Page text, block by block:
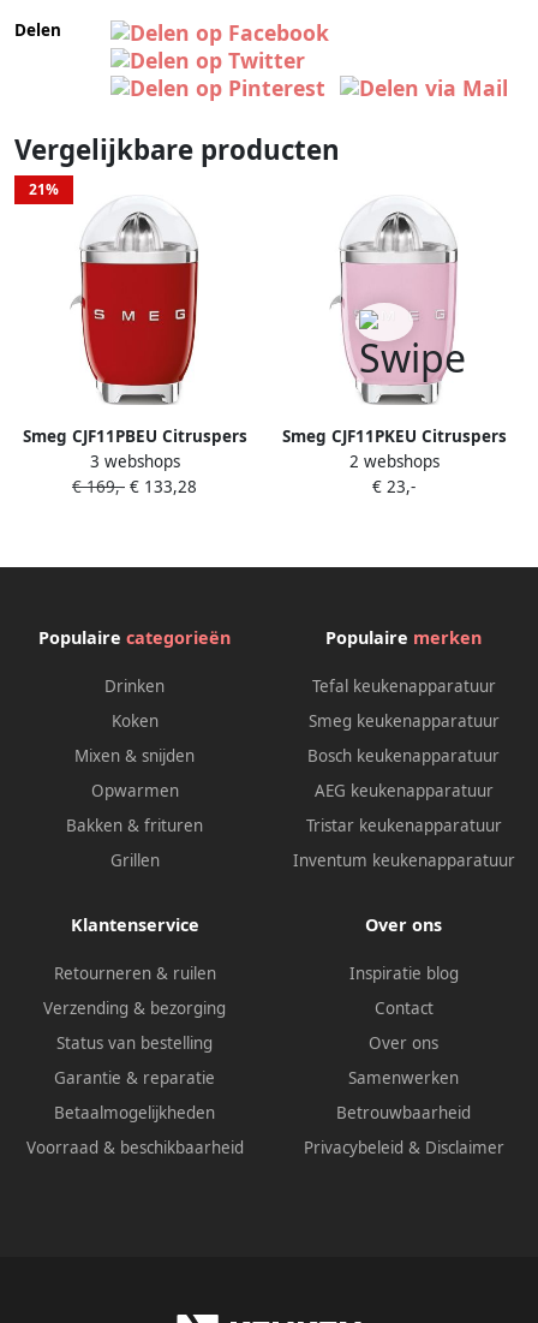
Delen
Vergelijkbare producten
21%
Smeg CJF11PBEU Citruspers
Elektrische Citruspers 70W
RVS Filter
Style Rood
3 webshops
€ 169,- € 133,28
Smeg CJF11PKEU Citruspers
Elektrische Citruspers 70W
RVS Filter
Style Roze
2 webshops
€ 23,-
Populaire categorieën
Drinken
Koken
Mixen & snijden
Opwarmen
Bakken & frituren
Grillen
Populaire merken
Tefal keukenapparatuur
Smeg keukenapparatuur
Bosch keukenapparatuur
AEG keukenapparatuur
Tristar keukenapparatuur
Inventum keukenapparatuur
Klantenservice
Retourneren & ruilen
Verzending & bezorging
Status van bestelling
Garantie & reparatie
Betaalmogelijkheden
Voorraad & beschikbaarheid
Over ons
Inspiratie blog
Contact
Over ons
Samenwerken
Betrouwbaarheid
Privacybeleid & Disclaimer